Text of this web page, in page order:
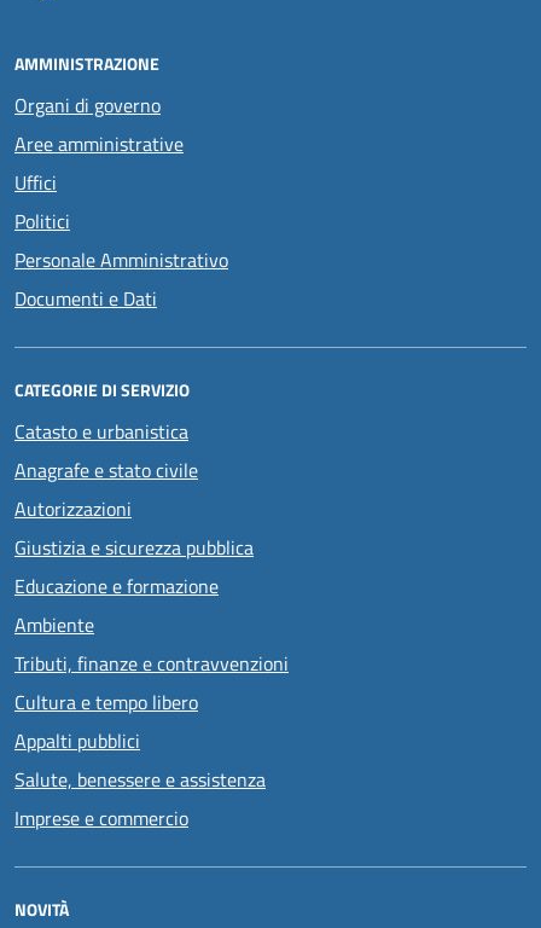
AMMINISTRAZIONE
Organi di governo
Aree amministrative
Uffici
Politici
Personale Amministrativo
Documenti e Dati
CATEGORIE DI SERVIZIO
Catasto e urbanistica
Anagrafe e stato civile
Autorizzazioni
Giustizia e sicurezza pubblica
Educazione e formazione
Ambiente
Tributi, finanze e contravvenzioni
Cultura e tempo libero
Appalti pubblici
Salute, benessere e assistenza
Imprese e commercio
NOVITÀ